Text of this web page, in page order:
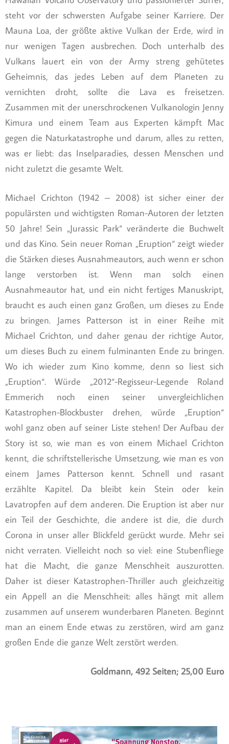
steht vor der schwersten Aufgabe seiner Karriere. Der
Mauna Loa, der größte aktive Vulkan der Erde, wird in
nur wenigen Tagen ausbrechen. Doch unterhalb des
Vulkans lauert ein von der Army streng gehütetes
Geheimnis, das jedes Leben auf dem Planeten zu
vernichten droht, sollte die Lava es freisetzen.
Zusammen mit der unerschrockenen Vulkanologin Jenny
Kimura und einem Team aus Experten kämpft Mac
gegen die Naturkatastrophe und darum, alles zu retten,
was er liebt: das Inselparadies, dessen Menschen und
nicht zuletzt die gesamte Welt.
Michael Crichton (1942 – 2008) ist sicher einer der
populärsten und wichtigsten Roman-Autoren der letzten
50 Jahre! Sein „Jurassic Park“ veränderte die Buchwelt
und das Kino. Sein neuer Roman „Eruption“ zeigt wieder
die Stärken dieses Ausnahmeautors, auch wenn er schon
lange verstorben ist. Wenn man solch einen
Ausnahmeautor hat, und ein nicht fertiges Manuskript,
braucht es auch einen ganz Großen, um dieses zu Ende
zu bringen. James Patterson ist in einer Reihe mit
Michael Crichton, und daher genau der richtige Autor,
um dieses Buch zu einem fulminanten Ende zu bringen.
Wo ich wieder zum Kino komme, denn so liest sich
„Eruption“. Würde „2012“-Regisseur-Legende Roland
Emmerich noch einen seiner unvergleichlichen
Katastrophen-Blockbuster drehen, würde „Eruption“
wohl ganz oben auf seiner Liste stehen! Der Aufbau der
Story ist so, wie man es von einem Michael Crichton
kennt, die schriftstellerische Umsetzung, wie man es von
einem James Patterson kennt. Schnell und rasant
erzählte Kapitel. Da bleibt kein Stein oder kein
Lavatropfen auf dem anderen. Die Eruption ist aber nur
ein Teil der Geschichte, die andere ist die, die durch
Corona in unser aller Blickfeld gerückt wurde. Mehr sei
nicht verraten. Vielleicht noch so viel: eine Stubenfliege
hat die Macht, die ganze Menschheit auszurotten.
Daher ist dieser Katastrophen-Thriller auch gleichzeitig
ein Appell an die Menschheit: alles hängt mit allem
zusammen auf unserem wunderbaren Planeten. Beginnt
man an einem Ende etwas zu zerstören, wird am ganz
großen Ende die ganze Welt zerstört werden.
Goldmann, 492 Seiten; 25,00 Euro